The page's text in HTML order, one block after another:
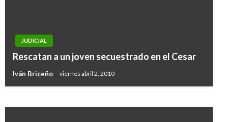
JUDICIAL
Rescatan a un joven secuestrado en el Cesar
Iván Briceño viernes abril 2, 2010
NACIONAL
Sancionan al departamento de San Andrés y a